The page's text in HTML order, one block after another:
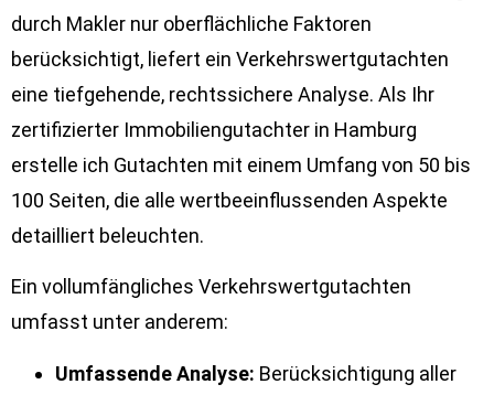
durch Makler nur oberflächliche Faktoren
berücksichtigt, liefert ein Verkehrswertgutachten
eine tiefgehende, rechtssichere Analyse. Als Ihr
zertifizierter Immobiliengutachter in Hamburg
erstelle ich Gutachten mit einem Umfang von 50 bis
100 Seiten, die alle wertbeeinflussenden Aspekte
detailliert beleuchten.
Ein vollumfängliches Verkehrswertgutachten
umfasst unter anderem:
Umfassende Analyse: Berücksichtigung aller